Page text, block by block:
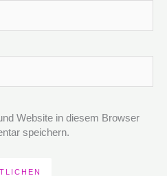
Website in diesem Browser
speichern.